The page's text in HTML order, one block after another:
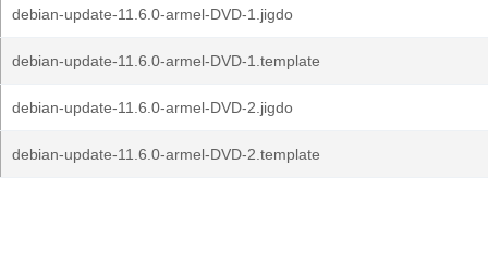
debian-update-11.6.0-armel-DVD-1.jigdo
debian-update-11.6.0-armel-DVD-1.template
debian-update-11.6.0-armel-DVD-2.jigdo
debian-update-11.6.0-armel-DVD-2.template